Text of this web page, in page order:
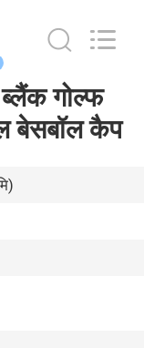
गोल्फ
बेसबॉल कैप